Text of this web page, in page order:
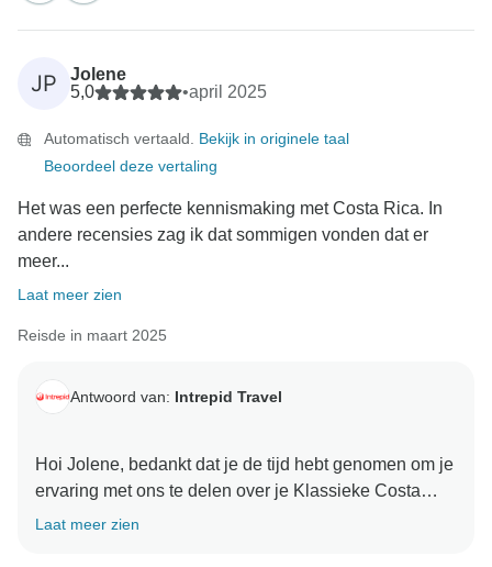
Bedankt voor het toevoegen van zulke fantastische
foto's - we zijn altijd enthousiast om ze te zien! We
JP
Jolene
5,0
•april 2025
Automatisch vertaald. Bekijk in originele taal
Beoordeel deze vertaling
Het was een perfecte kennismaking met Costa Rica. In
andere recensies zag ik dat sommigen vonden dat er
meer...
Laat meer zien
Reisde in maart 2025
Antwoord van: Intrepid Travel
Hoi Jolene, bedankt dat je de tijd hebt genomen om je
ervaring met ons te delen over je Klassieke Costa
Rica reis. We zijn zo blij dat je de inclusies eerlijk
Laat meer zien